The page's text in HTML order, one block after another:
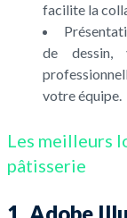
facilite la
de dessin,
votre équipe.
Les meilleurs
pâtisserie